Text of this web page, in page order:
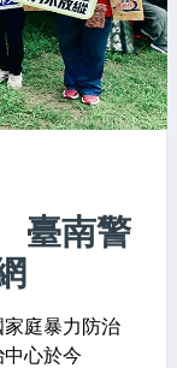
臺南警
家庭暴力防治
心於今